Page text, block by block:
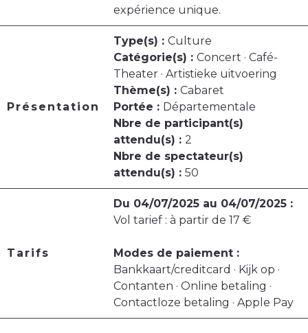
expérience unique.
Présentation
Type(s) : Culture
Catégorie(s) : Concert · Café-
Theater · Artistieke uitvoering
Thème(s) : Cabaret
Portée : Départementale
Nbre de participant(s)
attendu(s) : 2
Nbre de spectateur(s)
attendu(s) : 50
Tarifs
Du 04/07/2025 au 04/07/2025 :
Vol tarief : à partir de 17 €
Modes de paiement :
Bankkaart/creditcard · Kijk op ·
Contanten · Online betaling ·
Contactloze betaling · Apple Pay